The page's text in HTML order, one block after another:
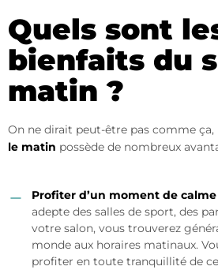
Quels sont
bienfaits du
matin ?
On ne dirait peut-être pas comme ça,
le matin possède de nombreux
Profiter d’un moment de calme
adepte des salles de sport, des
votre salon, vous trouverez
monde aux horaires matinaux.
profiter en toute tranquillité de